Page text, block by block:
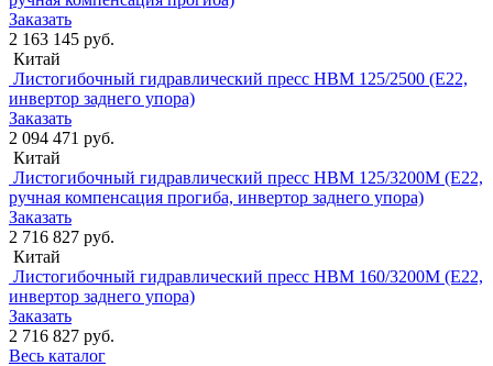
Заказать
2 163 145 руб.
Китай
Листогибочный гидравлический пресс HBM 125/2500 (Е22,
инвертор заднего упора)
Заказать
2 094 471 руб.
Китай
Листогибочный гидравлический пресс HBM 125/3200M (Е22,
ручная компенсация прогиба, инвертор заднего упора)
Заказать
2 716 827 руб.
Китай
Листогибочный гидравлический пресс HBM 160/3200M (E22,
инвертор заднего упора)
Заказать
2 716 827 руб.
Весь каталог